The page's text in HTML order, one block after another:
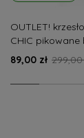
OUTLET!
CHIC
nowoczesne
89,00 zł 299,00